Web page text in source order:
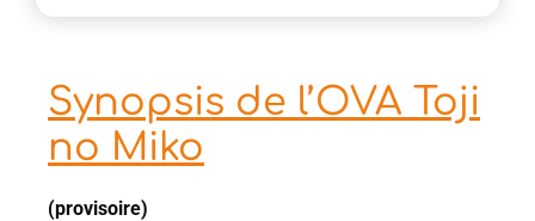
Synopsis de l’OVA Toji
no Miko
(provisoire)